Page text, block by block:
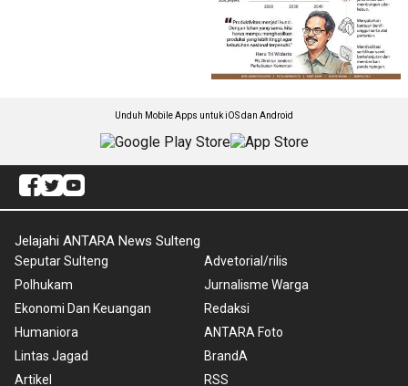
Unduh Mobile Apps untuk iOS dan Android
Jelajahi ANTARA News Sulteng
Seputar Sulteng
Polhukam
Ekonomi Dan Keuangan
Humaniora
Lintas Jagad
Artikel
Advetorial/rilis
Jurnalisme Warga
Redaksi
ANTARA Foto
BrandA
RSS